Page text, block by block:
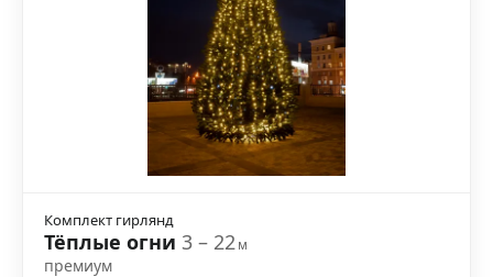
Комплект гирлянд
Тёплые огни 3 – 22м
премиум